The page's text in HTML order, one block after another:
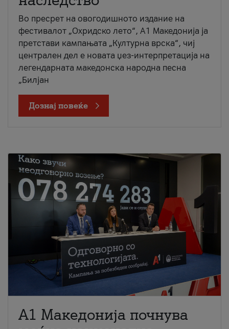
Во пресрет на овогодишното издание на
фестивалот „Охридско лето“, А1 Македонија ја
претстави кампањата „Културна врска“, чиј
централен дел е новата џез-интерпретација на
легендарната македонска народна песна
„Билјан
Дознај повеќе
A1 Македонија почнува